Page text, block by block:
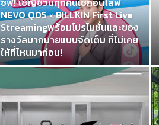
NEVO Q05 × BILLKIN First Live
Streamingพร้อมโปรโมชั่นและของ
รางวัลมากมายแบบจัดเต็ม ที่ไม่เคย
ให้ที่ไหนมาก่อน!